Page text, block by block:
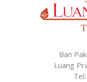
Ban
Luang